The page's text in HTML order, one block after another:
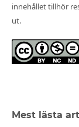
innehållet tillhör
ut.
Mest lästa